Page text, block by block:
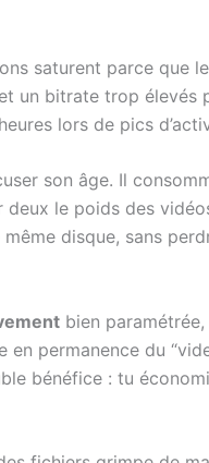
saturent parce que
un bitrate trop élevés
lors de pics
son âge. Il
le poids des
disque, sans
bien
en permanence du
bénéfice : tu